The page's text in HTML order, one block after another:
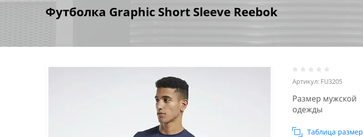
Футболка Graphic Short Sleeve Reebok
Артикул: FU3205
Размер мужской
одежды
Таблица